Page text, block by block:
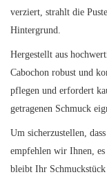
verziert, strahlt die
Hintergrund.
Hergestellt aus
Cabochon robust und
pflegen und erfordert
getragenen Schmuck
Um sicherzustellen,
empfehlen wir Ihnen,
bleibt Ihr